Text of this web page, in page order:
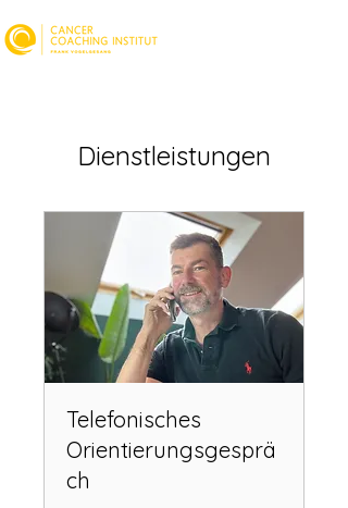
Dienstleistungen
Telefonisches
Orientierungsgesprä
ch